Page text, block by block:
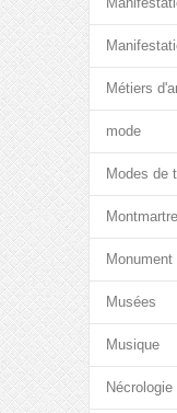
Métiers
mode
Modes de
Montmartre
Monument
Musées
Musique
Nécrologie